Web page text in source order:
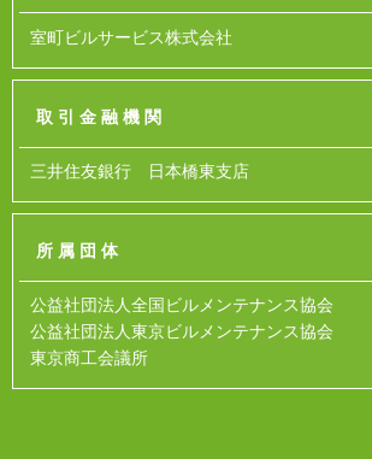
室町ビルサービス株式会社
取引金融機関
三井住友銀行 日本橋東支店
所属団体
公益社団法人全国ビルメンテナンス協会
公益社団法人東京ビルメンテナンス協会
東京商工会議所